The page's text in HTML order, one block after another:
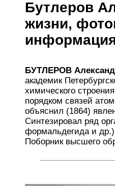
Бутлеров
жизни,
БУТЛЕРОВ
академик
химического
порядком связей
объяснил (1864)
Синтезировал ряд
формальдегида и
Поборник высшего